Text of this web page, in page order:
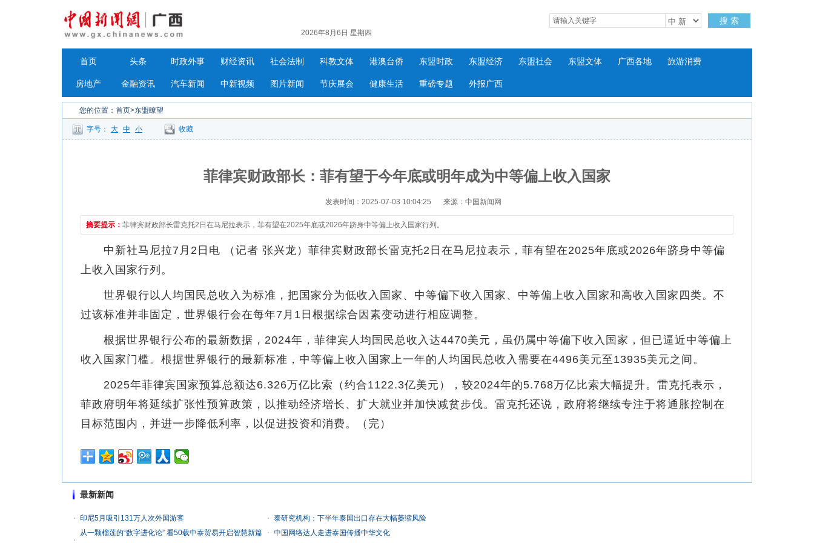
2026年8月6日 星期四
搜 索
首页 头条 时政外事 财经资讯 社会法制 科教文体 港澳台侨 东盟时政 东盟经济 东盟社会 东盟文体 广西各地 旅游消费
房地产 金融资讯 汽车新闻 中新视频 图片新闻 节庆展会 健康生活 重磅专题 外报广西
您的位置： 首页>东盟瞭望
字号： 大 中 小 收藏
菲律宾财政部长：菲有望于今年底或明年成为中等偏上收入国家
发表时间：2025-07-03 10:04:25 来源：中国新闻网
摘要提示： 菲律宾财政部长雷克托2日在马尼拉表示，菲有望在2025年底或2026年跻身中等偏上收入国家行列。
中新社马尼拉7月2日电 （记者 张兴龙）菲律宾财政部长雷克托2日在马尼拉表示，菲有望在2025年底或2026年跻身中等偏
上收入国家行列。
世界银行以人均国民总收入为标准，把国家分为低收入国家、中等偏下收入国家、中等偏上收入国家和高收入国家四类。不
过该标准并非固定，世界银行会在每年7月1日根据综合因素变动进行相应调整。
根据世界银行公布的最新数据，2024年，菲律宾人均国民总收入达4470美元，虽仍属中等偏下收入国家，但已逼近中等偏上
收入国家门槛。根据世界银行的最新标准，中等偏上收入国家上一年的人均国民总收入需要在4496美元至13935美元之间。
2025年菲律宾国家预算总额达6.326万亿比索（约合1122.3亿美元），较2024年的5.768万亿比索大幅提升。雷克托表示，
菲政府明年将延续扩张性预算政策，以推动经济增长、扩大就业并加快减贫步伐。雷克托还说，政府将继续专注于将通胀控制在
目标范围内，并进一步降低利率，以促进投资和消费。（完）
最新新闻
印尼5月吸引131万人次外国游客
泰研究机构：下半年泰国出口存在大幅萎缩风险
从一颗榴莲的“数字进化论” 看50载中泰贸易开启智慧新篇
中国网络达人走进泰国传播中华文化